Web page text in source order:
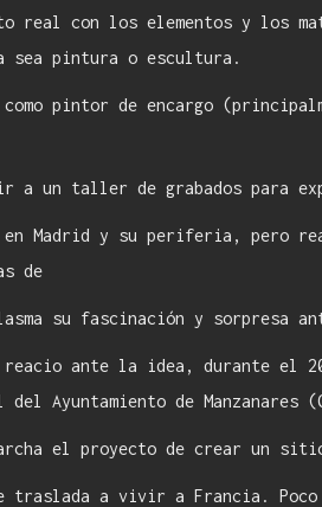
real con los elementos y los
sea pintura o escultura.
pintor de encargo
a un taller de grabados para
en Madrid y su periferia, pero
de
su fascinación y sorpresa
reacio ante la idea, durante el
Ayuntamiento de Manzanares
el proyecto de crear un
traslada a vivir a Francia. Poco